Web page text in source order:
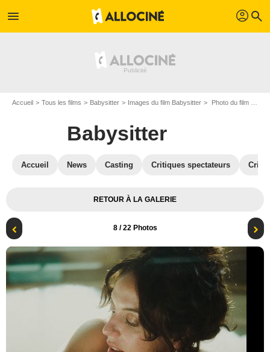
menu profil search
Accueil Tous les films Babysitter Images du film Babysitter Photo du film Babysitter - Photo 8
Babysitter
Accueil News Casting Critiques spectateurs
RETOUR À LA GALERIE
8/ 22 Photos